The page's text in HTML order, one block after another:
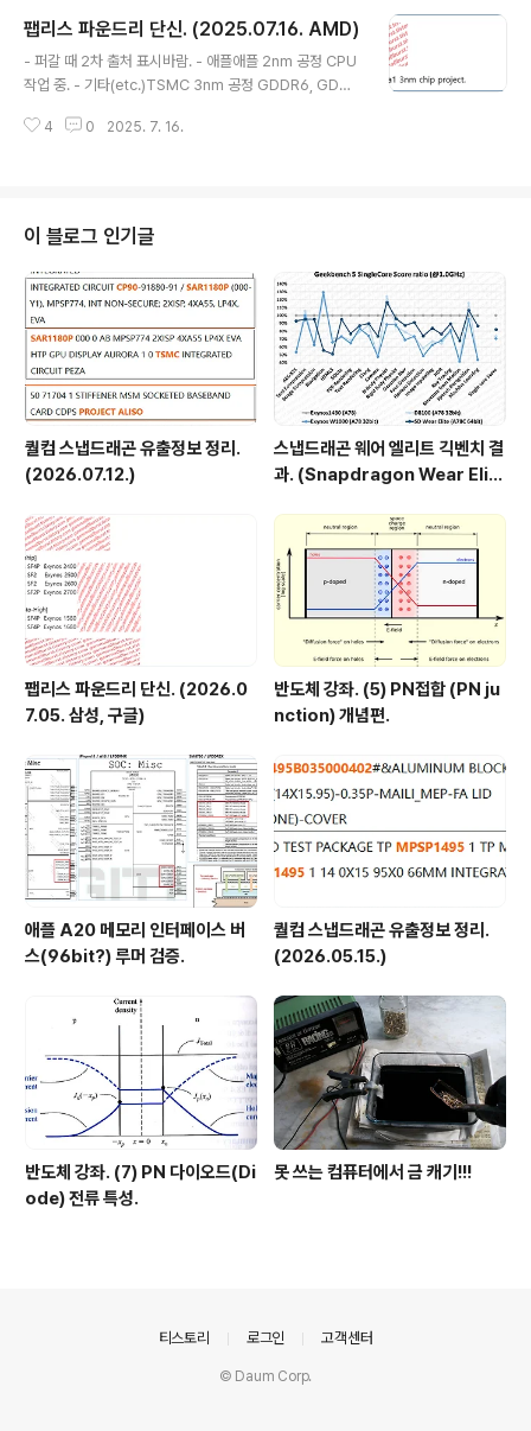
중이라는 것도 충분히 예상할 수 있는 내용임. 4nm HBM
SoC삼성이 HBM4 로직 다이에 4nm 공정을 사용한다는
건 이미 알려진 내용. 삼성 파운드리 생산 제품.1. IBM 5n
ay는 SXR2230P (2250P도?), XR Gen2로 알려져있
팹리스 파운드리 단신. (2025.07.16. AMD)
- 퍼갈 때 2차 출처 표시바람. - 애플애플 2nm 공정 CPU
작업 중. - 기타(etc.)TSMC 3nm 공정 GDDR6, GDDR
이밍향 3nm GPU를 준비 중이라고 볼 수도 있음. - AMD
+효율 코어 구성 확인. Soundwave APU TSMC 3nm
공정.3nm FinFET이면 TSMC임. - AMD Zen6 관련 내
용먼저 Zen6 기반 클라이언트향 제품 루머를 보겠음. ML
ID 루머를 보면Medusa1(MDS1)..
4 0 2025. 7. 16.
이 블로그 인기글
퀄컴 스냅드래곤 유출정보 정리.
(2026.07.12.)
스냅드래곤 웨어 엘리트 긱벤치 결
과. (Snapdragon Wear Elit
팹리스 파운드리 단신. (2026.0
7.05. 삼성, 구글)
반도체 강좌. (5) PN접합 (PN ju
nction) 개념편.
애플 A20 메모리 인터페이스 버
스(96bit?) 루머 검증.
퀄컴 스냅드래곤 유출정보 정리.
(2026.05.15.)
반도체 강좌. (7) PN 다이오드(Di
ode) 전류 특성.
못 쓰는 컴퓨터에서 금 캐기!!!
티스토리 로그인 고객센터
© Daum Corp.